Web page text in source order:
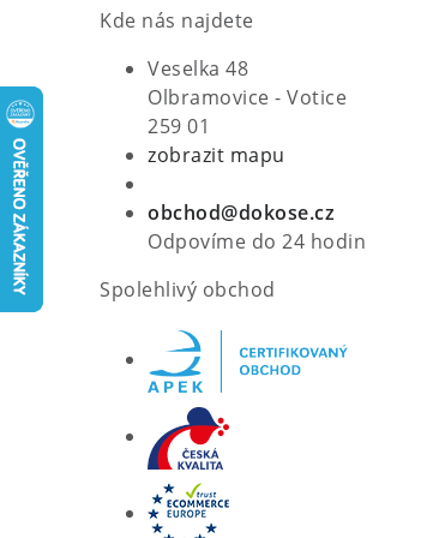
Kde nás najdete
Veselka 48
Olbramovice - Votice
259 01
zobrazit mapu
obchod@dokose.cz
Odpovíme do 24 hodin
Spolehlivý obchod